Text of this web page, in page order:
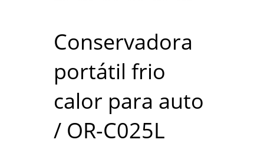
Conservadora
portátil frio
calor para auto
/ OR-C025L